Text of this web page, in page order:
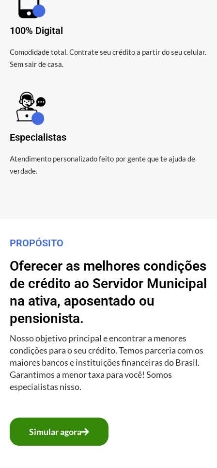
100% Digital
Comodidade total. Contrate seu crédito a partir do seu celular.
Sem sair de casa.
Especialistas
Atendimento personalizado feito por gente que te ajuda de
verdade.
PROPÓSITO
Oferecer as melhores condições
de crédito ao Servidor Municipal
na ativa, aposentado ou
pensionista.
Nosso objetivo principal e encontrar a menores
condições para o seu crédito. Temos parceria com os
maiores bancos e instituições financeiras do Brasil.
Garantimos a menor taxa para você! Somos
especialistas nisso.
Simular agora